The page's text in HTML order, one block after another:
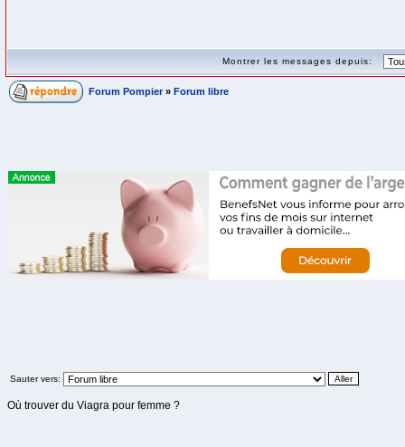
Montrer les messages depuis:
Forum Pompier » Forum libre
Sauter vers:
Où trouver du Viagra pour femme ?